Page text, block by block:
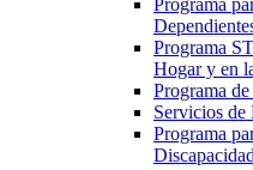
Programa
Hogar y en
Programa
Servicios
Programa